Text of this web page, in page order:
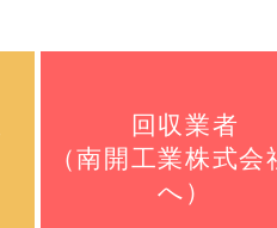
回収業者
（南開工業株式会
へ）